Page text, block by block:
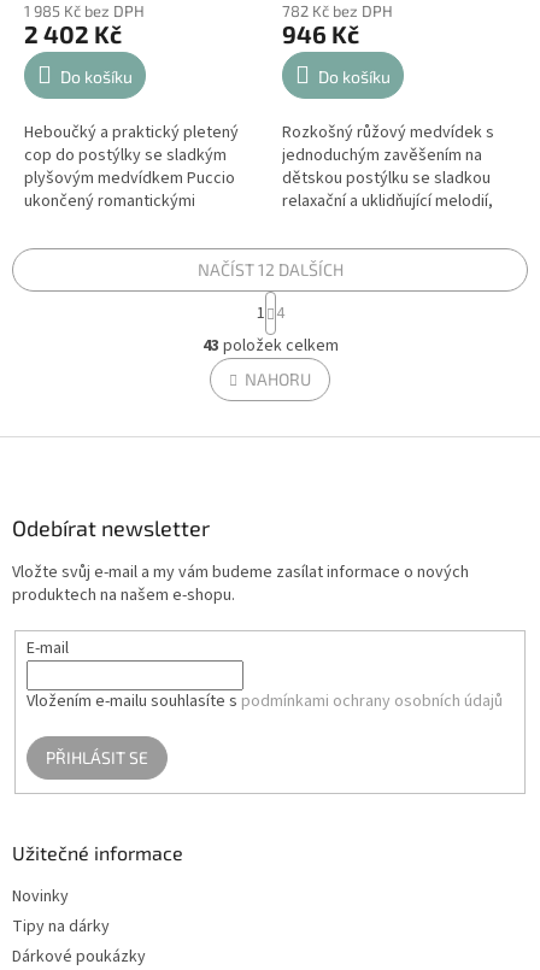
1 985 Kč bez DPH
2 402 Kč
Do košíku
Heboučký a praktický pletený
cop do postýlky se sladkým
plyšovým medvídkem Puccio
ukončený romantickými
slouží jako měkká redukce,
782 Kč bez DPH
946 Kč
Do košíku
Rozkošný růžový medvídek s
jednoduchým zavěšením na
dětskou postýlku se sladkou
relaxační a uklidňující melodií,
usínání nebo na cestách.
Dětská...
O
v
l
á
v
k
v
i
NAČÍST 12 DALŠÍCH
S
t
r
á
n
k
v
1 4
43 položek celkem
NAHORU
Odebírat newsletter
Vložte svůj e-mail a my vám budeme zasílat informace o nových
produktech na našem e-shopu.
E-mail
Vložením e-mailu souhlasíte s podmínkami ochrany osobních údajů
PŘIHLÁSIT SE
Užitečné informace
Novinky
Tipy na dárky
Dárkové poukázky